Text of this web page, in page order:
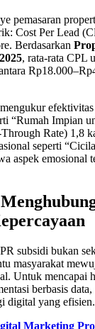
pemasaran
Cost Per Lead
Berdasarkan
, rata-rata CPL
“Rumah Impian
Rate) 1,8
seperti
aspek emosional
subsidi bukan
masyarakat
Untuk mencapai
berbasis
digital yang efisien.
Marketing